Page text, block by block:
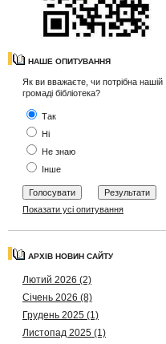
НАШЕ ОПИТУВАННЯ
Як ви вважаєте, чи потрібна нашій
громаді бібліотека?
Так
Ні
Не знаю
Інше
Показати усі опитування
АРХІВ НОВИН САЙТУ
Лютий 2026 (2)
Січень 2026 (8)
Грудень 2025 (1)
Листопад 2025 (1)